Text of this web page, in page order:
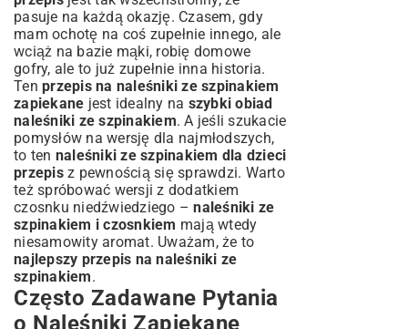
pasuje na każdą okazję. Czasem, gdy
mam ochotę na coś zupełnie innego, ale
wciąż na bazie mąki, robię domowe
gofry, ale to już zupełnie inna historia.
Ten przepis na naleśniki ze szpinakiem
zapiekane jest idealny na szybki obiad
naleśniki ze szpinakiem. A jeśli szukacie
pomysłów na wersję dla najmłodszych,
to ten naleśniki ze szpinakiem dla dzieci
przepisz pewnością się sprawdzi. Warto
też spróbować wersji z dodatkiem
czosnku niedźwiedziego –naleśniki ze
szpinakiem i czosnkiem mają wtedy
niesamowity aromat. Uważam, że to
najlepszy przepis na naleśniki ze
szpinakiem.
Często Zadawane Pytania
o Naleśniki Zapiekane